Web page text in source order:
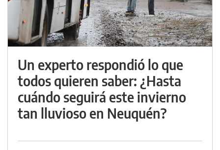
Un experto respondió lo que
todos quieren saber: ¿Hasta
cuándo seguirá este invierno
tan lluvioso en Neuquén?